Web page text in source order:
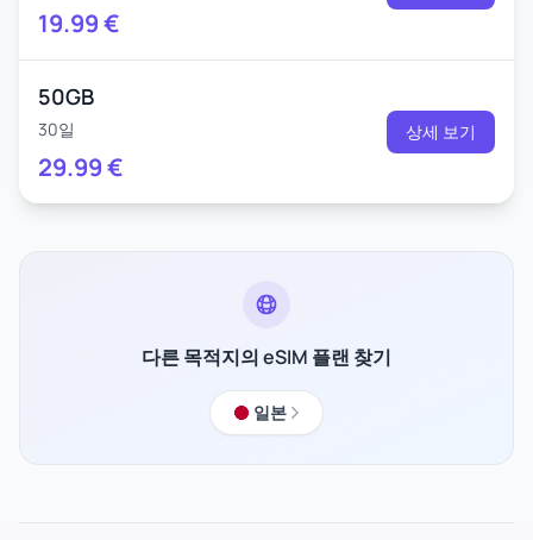
19.99€
50GB
30일
29.99€
상세 보기
다른 목적지의 eSIM 플랜 찾기
일본